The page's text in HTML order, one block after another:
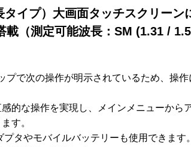
イプ）大画面タッチスクリーン
載（測定可能波長：SM (1.31 /
プで次の操作が明示されているため、操作
的な操作を実現し、メインメニューから
す。
タやモバイルバッテリーも使用できます。